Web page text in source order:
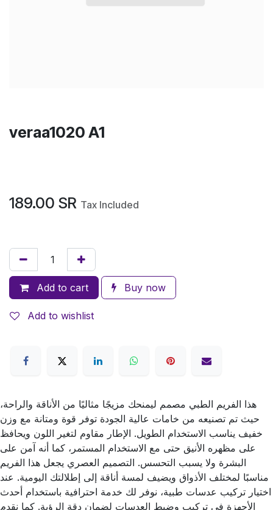
veraa1020 A1
189.00 SR Tax Included
Add to cart Buy now
Add to wishlist
هذا الفريم الطبي مصمم ليمنحك مزيجًا مثاليًا من الأناقة والراحة،
حيث تم تصنيعه من خامات عالية الجودة توفر قوة ومتانة مع وزن
خفيف يناسب الاستخدام الطويل. الإطار مقاوم لتغير اللون ويحافظ
على مظهره الأنيق حتى مع الاستخدام المستمر، كما أنه آمن على
البشرة ولا يسبب التحسس. التصميم العصري يجعل هذا الفريم
مناسبًا لمختلف الأذواق ويضيف لمسة أناقة إلى إطلالتك اليومية. عند
اختيار تركيب عدسات طبية، نوفر لك خدمة احترافية باستخدام أحدث
الأجهزة في تركيب وضبط العدسات لضمان دقة الرؤية. كما نقدم